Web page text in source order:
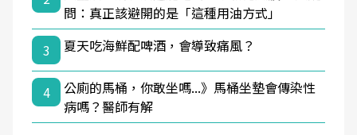
問：真正該避開的是「這種用油方式」
3
夏天吃海鮮配啤酒，會導致痛風？
4
公廁的馬桶，你敢坐嗎...》馬桶坐墊會傳染性
病嗎？醫師有解